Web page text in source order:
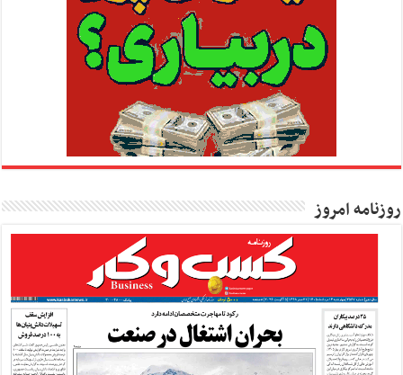
روزنامه امروز